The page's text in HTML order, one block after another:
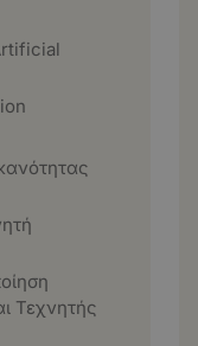
Τεχνητής